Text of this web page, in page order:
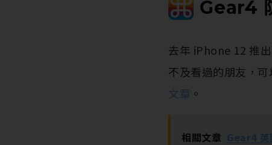
Gear4
去年 iPhone 12 推
不及看過的朋友，
文章 。
相關文章 Gear4